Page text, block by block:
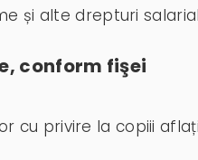
și alte drepturi
conform fişei
cu privire la copiii